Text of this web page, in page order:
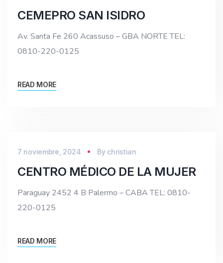
CEMEPRO SAN ISIDRO
Av. Santa Fe 260 Acassuso – GBA NORTE TEL:
0810-220-0125
READ MORE
7 noviembre, 2024 By christian
CENTRO MÉDICO DE LA MUJER
Paraguay 2452 4 B Palermo – CABA TEL: 0810-
220-0125
READ MORE